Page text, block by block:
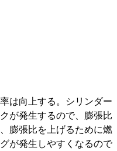
は向上する。シリンダー
が発生するので、膨張比
膨張比を上げるために燃
が発生しやすくなるので